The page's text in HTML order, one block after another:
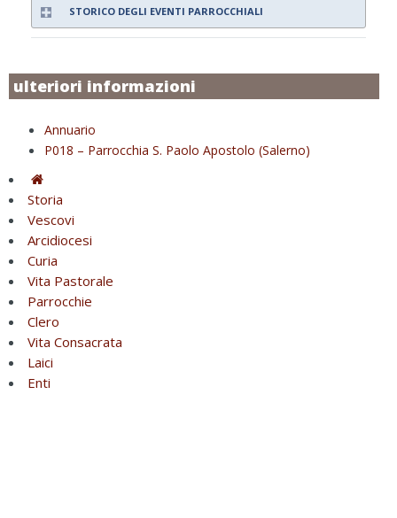
STORICO DEGLI EVENTI PARROCCHIALI
ulteriori informazioni
Annuario
P018 – Parrocchia S. Paolo Apostolo (Salerno)
Storia
Vescovi
Arcidiocesi
Curia
Vita Pastorale
Parrocchie
Clero
Vita Consacrata
Laici
Enti